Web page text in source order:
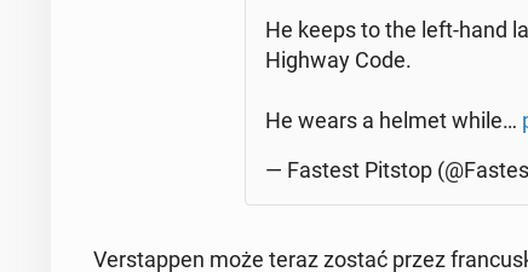
He keeps to the left-hand
Highway Code.
He wears a helmet while…
— Fastest Pitstop
Ver­stap­pen może teraz zostać przez